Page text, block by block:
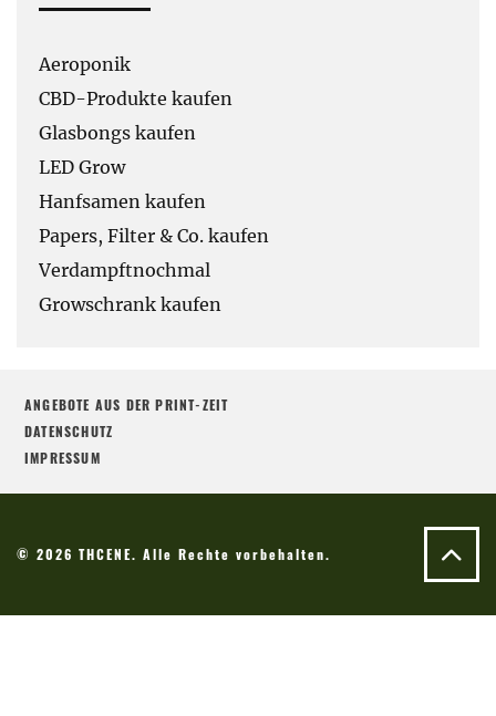
Aeroponik
CBD-Produkte kaufen
Glasbongs kaufen
LED Grow
Hanfsamen kaufen
Papers, Filter & Co. kaufen
Verdampftnochmal
Growschrank kaufen
ANGEBOTE AUS DER PRINT-ZEIT
DATENSCHUTZ
IMPRESSUM
© 2026 THCENE. Alle Rechte vorbehalten.